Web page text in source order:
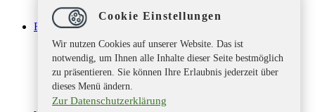
Spielplätze
Freizeit & Tourismus
Sehenswürdigkeiten
Freizeit- & Erholungspark
Sport & Hobbys
Ferienprogramm
Vereine & Verbände
Dorfgemeinschaftshäuser
Cookie Einstellungen
Wir nutzen Cookies auf unserer Website. Das ist
notwendig, um Ihnen alle Inhalte dieser Seite bestmöglich
zu präsentieren. Sie können Ihre Erlaubnis jederzeit über
dieses Menü ändern.
Zur Datenschutzerklärung